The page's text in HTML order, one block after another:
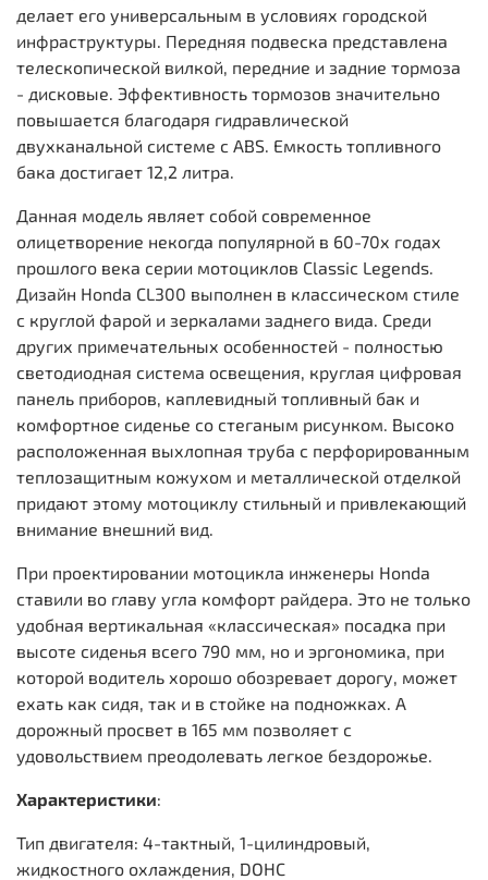
делает его универсальным в условиях городской
инфраструктуры. Передняя подвеска представлена
телескопической вилкой, передние и задние тормоза
- дисковые. Эффективность тормозов значительно
повышается благодаря гидравлической
двухканальной системе с ABS. Емкость топливного
бака достигает 12,2 литра.
Данная модель являет собой современное
олицетворение некогда популярной в 60-70х годах
прошлого века серии мотоциклов Classic Legends.
Дизайн Honda CL300 выполнен в классическом стиле
с круглой фарой и зеркалами заднего вида. Среди
других примечательных особенностей - полностью
светодиодная система освещения, круглая цифровая
панель приборов, каплевидный топливный бак и
комфортное сиденье со стеганым рисунком. Высоко
расположенная выхлопная труба с перфорированным
теплозащитным кожухом и металлической отделкой
придают этому мотоциклу стильный и привлекающий
внимание внешний вид.
При проектировании мотоцикла инженеры Honda
ставили во главу угла комфорт райдера. Это не только
удобная вертикальная «классическая» посадка при
высоте сиденья всего 790 мм, но и эргономика, при
которой водитель хорошо обозревает дорогу, может
ехать как сидя, так и в стойке на подножках. А
дорожный просвет в 165 мм позволяет с
удовольствием преодолевать легкое бездорожье.
Характеристики:
Тип двигателя: 4-тактный, 1-цилиндровый,
жидкостного охлаждения, DOHC